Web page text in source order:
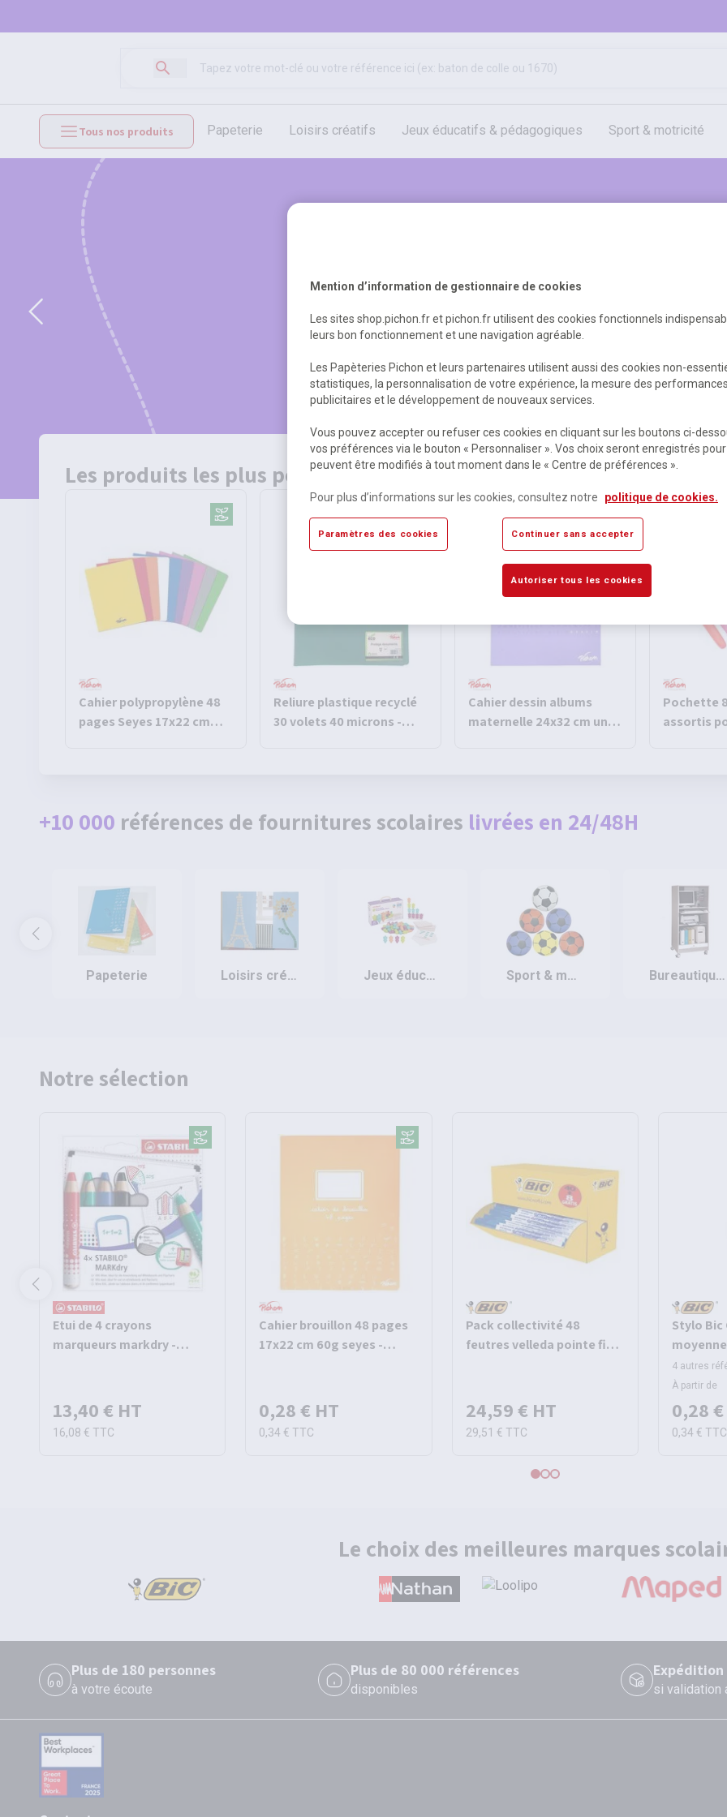
Tous nos produits papeterie loisirs créatifs jeux éducatifs & pédagogiques sport & motricité
Retrouvez tous nos
Jeux éducatifs &
Je découvre le catalogue
Les produits les plus populaires
Cahier polypropylène 48
pages Seyes 17x22 cm
Reliure plastique recyclé
30 volets 40 microns -
Cahier dessin albums
maternelle 24x32 cm uni
Pochette
assortis
+10 000 références de fournitures scolaires livrées en 24/48H
papeterie loisirs créatifs jeux éducatifs & pédagogiques sport & motricité bureautique et rangement des documents
Notre sélection
Etui de 4 crayons
marqueurs markdry -
13,40 € HT
16,08 € TTC
Cahier brouillon 48 pages
17x22 cm 60g seyes -
0,28 € HT
0,34 € TTC
Pack collectivité 48
feutres velleda pointe fine
24,59 € HT
29,51 € TTC
Stylo
4 autres
À partir de
0,28 €
0,34 € TTC
Le choix des meilleures marques
Plus de 180 personnes
à votre écoute
Plus de 80 000 références
disponibles si validation
Mention d’information de gestionnaire de cookies
Les sites shop.pichon.fr et pichon.fr utilisent des cookies fonctionnels
leurs bon fonctionnement et une navigation agréable.
Les Papèteries Pichon et leurs partenaires utilisent aussi des cookies non-
statistiques, la personnalisation de votre expérience, la mesure des performances
publicitaires et le développement de nouveaux services.
Vous pouvez accepter ou refuser ces cookies en cliquant sur les boutons ci-
vos préférences via le bouton « Personnaliser ». Vos choix seront enregistrés
peuvent être modifiés à tout moment dans le « Centre de préférences ».
Pour plus d’informations sur les cookies, consultez notre politique de cookies.
Paramètres des cookies Continuer sans accepter
Autoriser tous les cookies